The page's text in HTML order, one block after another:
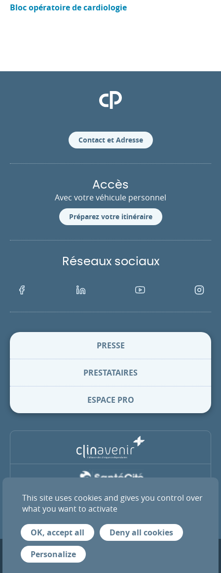
Bloc opératoire de cardiologie
Clinique Pasteur
Contact et Adresse
Accès
Avec votre véhicule personnel
Préparez votre itinéraire
Réseaux sociaux
Facebook LinkedIn Youtube
PRESSE
PRESTATAIRES
ESPACE PRO
La Clinique Pasteur est membre du groupe coopératif SantéCité
et de l’alliance ClinAvenir
© 2026 Tous droits réservés — Clinique Pasteur de Toulouse
Mentions légales
This site uses cookies and gives you control over
what you want to activate
OK, accept all
Deny all cookies
Personalize